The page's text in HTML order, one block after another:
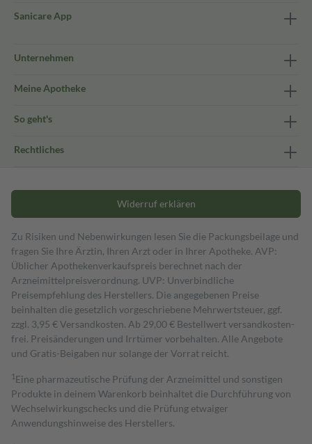
Sanicare App
Unternehmen
Meine Apotheke
So geht's
Rechtliches
Widerruf erklären
Zu Risiken und Nebenwirkungen lesen Sie die Packungsbeilage und
fragen Sie Ihre Ärztin, Ihren Arzt oder in Ihrer Apotheke. AVP:
Üblicher Apothekenverkaufspreis berechnet nach der
Arzneimittelpreisverordnung. UVP: Unverbindliche
Preisempfehlung des Herstellers. Die angegebenen Preise
beinhalten die gesetzlich vorgeschriebene Mehrwertsteuer, ggf.
zzgl. 3,95 € Versandkosten. Ab 29,00 € Bestell­wert versand­kosten­
frei. Preisänderungen und Irrtümer vorbehalten. Alle Angebote
und Gratis-Beigaben nur solange der Vorrat reicht.
1 Eine pharmazeutische Prüfung der Arzneimittel und sonstigen
Produkte in deinem Warenkorb beinhaltet die Durchführung von
Wechselwirkungschecks und die Prüfung etwaiger
Anwendungshinweise des Herstellers.